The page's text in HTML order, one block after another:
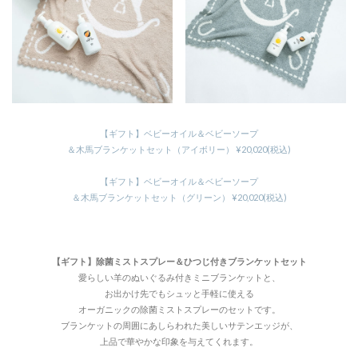
【ギフト】ベビーオイル＆ベビーソープ
＆木馬ブランケットセット（アイボリー） ¥20,020(税込)
【ギフト】ベビーオイル＆ベビーソープ
＆木馬ブランケットセット（グリーン） ¥20,020(税込)
【ギフト】除菌ミストスプレー＆ひつじ付きブランケットセット
愛らしい羊のぬいぐるみ付きミニブランケットと、
お出かけ先でもシュッと手軽に使える
オーガニックの除菌ミストスプレーのセットです。
ブランケットの周囲にあしらわれた美しいサテンエッジが、
上品で華やかな印象を与えてくれます。